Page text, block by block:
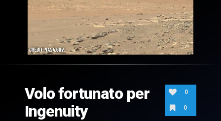
of
8
seconds
Volo fortunato per
Ingenuity
0
0